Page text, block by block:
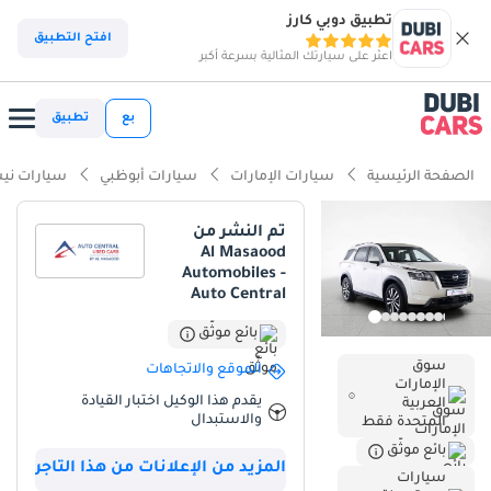
تطبيق دوبي كارز
اعثر على سيارتك المثالية بسرعة أكبر
افتح التطبيق
بع تطبيق
الصفحة الرئيسية سيارات الإمارات سيارات أبوظبي سيارات
سوق
الإمارات
العربية
المتحدة فقط
بائع موثّق
سيارات
تم النشر من
Al Masaood
Automobiles -
Auto Central
بائع موثّق
الموقع والاتجاهات
يقدم هذا الوكيل اختبار القيادة
والاستبدال
المزيد من الإعلانات من هذا التاجر
ذكاء دوبي كارز
ذكاء دوبيكارز
أحدث معايير أنظمة مساعدة السائق المتقدمة (ADAS)
تصنيف السلامة 5 نجوم من NCAP
أقل معدل استهلاك في فئته
تُمثل سيارة نيسان باثفايندر 2024 هذه فرصة نادرة لاقتناء سيارة بحالة
ممتازة، وكأنها جديدة تمامًا، حيث لم تقطع سوى مسافة التسليم.
بالنسبة للمشترين في دول مجلس التعاون الخليجي، يُعد اللون الأبيض
الخارجي معيارًا ذهبيًا لقيمة إعادة البيع وكفاءة التبريد خلال أشهر الصيف